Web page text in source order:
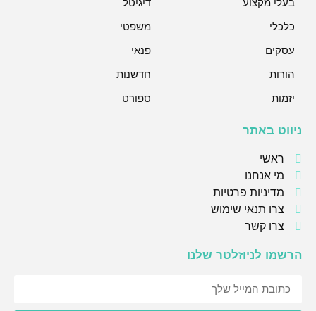
בעלי מקצוע
דיגיטל
כלכלי
משפטי
עסקים
פנאי
הורות
חדשנות
יזמות
ספורט
ניווט באתר
ראשי
מי אנחנו
מדיניות פרטיות
צרו תנאי שימוש
צרו קשר
הרשמו לניוזלטר שלנו